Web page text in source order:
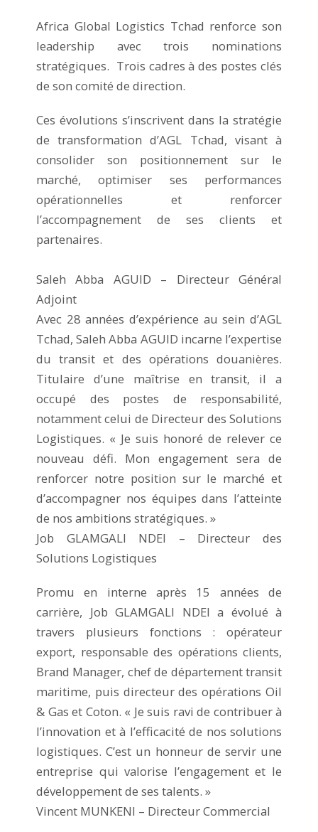
Africa Global Logistics Tchad renforce son
leadership avec trois nominations
stratégiques. Trois cadres à des postes clés
de son comité de direction.
Ces évolutions s’inscrivent dans la stratégie
de transformation d’AGL Tchad, visant à
consolider son positionnement sur le
marché, optimiser ses performances
opérationnelles et renforcer
l’accompagnement de ses clients et
partenaires.
Saleh Abba AGUID – Directeur Général
Adjoint
Avec 28 années d’expérience au sein d’AGL
Tchad, Saleh Abba AGUID incarne l’expertise
du transit et des opérations douanières.
Titulaire d’une maîtrise en transit, il a
occupé des postes de responsabilité,
notamment celui de Directeur des Solutions
Logistiques. « Je suis honoré de relever ce
nouveau défi. Mon engagement sera de
renforcer notre position sur le marché et
d’accompagner nos équipes dans l’atteinte
de nos ambitions stratégiques. »
Job GLAMGALI NDEI – Directeur des
Solutions Logistiques
Promu en interne après 15 années de
carrière, Job GLAMGALI NDEI a évolué à
travers plusieurs fonctions : opérateur
export, responsable des opérations clients,
Brand Manager, chef de département transit
maritime, puis directeur des opérations Oil
& Gas et Coton. « Je suis ravi de contribuer à
l’innovation et à l’efficacité de nos solutions
logistiques. C’est un honneur de servir une
entreprise qui valorise l’engagement et le
développement de ses talents. »
Vincent MUNKENI – Directeur Commercial